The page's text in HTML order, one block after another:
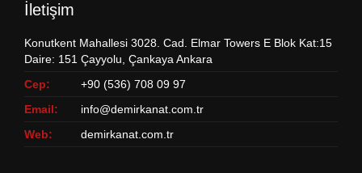
İletişim
Konutkent Mahallesi 3028. Cad. Elmar Towers E Blok Kat:15
Daire: 151 Çayyolu, Çankaya Ankara
Cep:
+90 (536) 708 09 97
Email:
info@demirkanat.com.tr
Web:
demirkanat.com.tr